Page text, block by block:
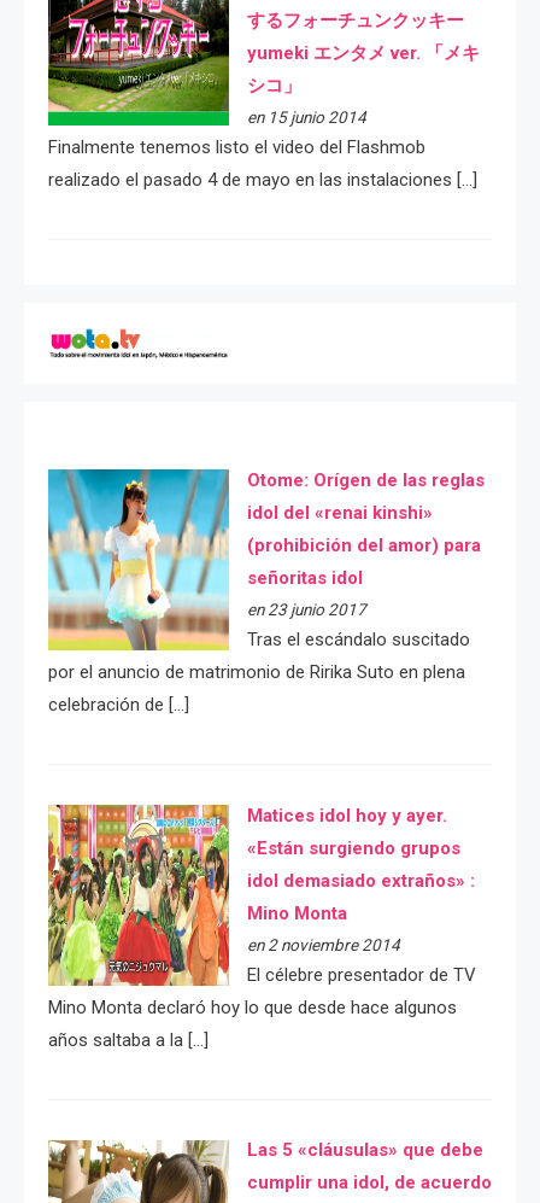
するフォーチュンクッキー
yumeki エンタメ ver. 「メキ
シコ」
en 15 junio 2014
Finalmente tenemos listo el video del Flashmob
realizado el pasado 4 de mayo en las instalaciones […]
Otome: Orígen de las reglas
idol del «renai kinshi»
(prohibición del amor) para
señoritas idol
en 23 junio 2017
Tras el escándalo suscitado
por el anuncio de matrimonio de Ririka Suto en plena
celebración de […]
Matices idol hoy y ayer.
«Están surgiendo grupos
idol demasiado extraños» :
Mino Monta
en 2 noviembre 2014
El célebre presentador de TV
Mino Monta declaró hoy lo que desde hace algunos
años saltaba a la […]
Las 5 «cláusulas» que debe
cumplir una idol, de acuerdo